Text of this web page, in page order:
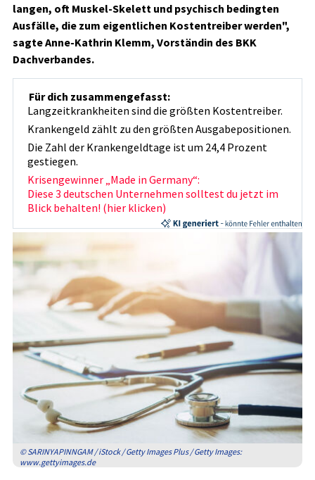
langen, oft Muskel-Skelett und psychisch bedingten
Ausfälle, die zum eigentlichen Kostentreiber werden",
sagte Anne-Kathrin Klemm, Vorständin des BKK
Dachverbandes.
Für dich zusammengefasst:
Langzeitkrankheiten sind die größten Kostentreiber.
Krankengeld zählt zu den größten Ausgabepositionen.
Die Zahl der Krankengeldtage ist um 24,4 Prozent
gestiegen.
Krisengewinner „Made in Germany“:
Diese 3 deutschen Unternehmen solltest du jetzt im
Blick behalten! (hier klicken)
© SARINYAPINNGAM / iStock / Getty Images Plus / Getty Images:
www.gettyimages.de